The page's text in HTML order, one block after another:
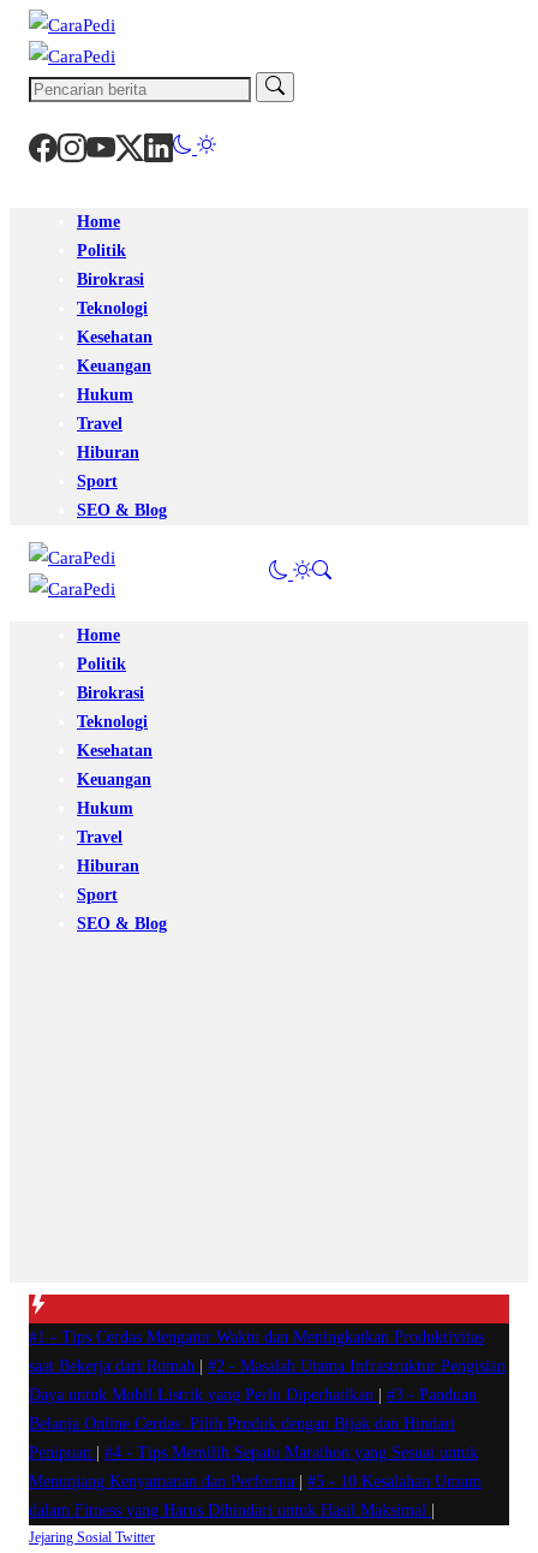
Home
Politik
Birokrasi
Teknologi
Kesehatan
Keuangan
Hukum
Travel
Hiburan
Sport
SEO & Blog
Home
Politik
Birokrasi
Teknologi
Kesehatan
Keuangan
Hukum
Travel
Hiburan
Sport
SEO & Blog
#1 - Tips Cerdas Mengatur Waktu dan Meningkatkan Produktivitas
saat Bekerja dari Rumah
#2 - Masalah Utama Infrastruktur Pengisian
Daya untuk Mobil Listrik yang Perlu Diperhatikan
#3 - Panduan
Belanja Online Cerdas: Pilih Produk dengan Bijak dan Hindari
Penipuan
#4 - Tips Memilih Sepatu Marathon yang Sesuai untuk
Menunjang Kenyamanan dan Performa
#5 - 10 Kesalahan Umum
dalam Fitness yang Harus Dihindari untuk Hasil Maksimal
Jejaring Sosial Twitter